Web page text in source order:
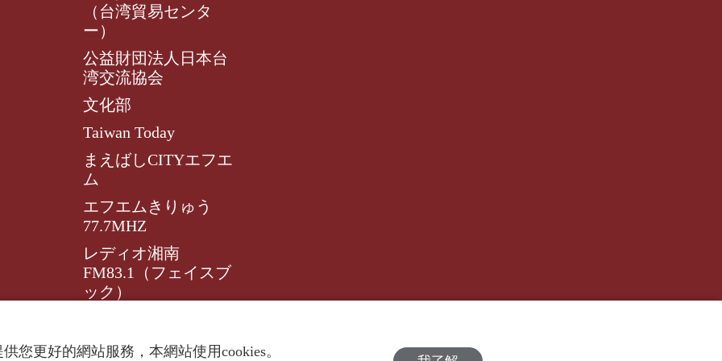
（台湾貿易センタ
ー）
公益財団法人日本台
湾交流協会
文化部
Taiwan Today
まえばしCITYエフエ
ム
エフエムきりゅう
77.7MHZ
レディオ湘南
FM83.1（フェイスブ
ック）
您更好的網站服務，本網站使用cookies。